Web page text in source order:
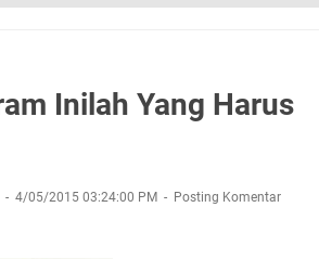
Inilah Yang Harus
4/05/2015 03:24:00 PM Posting Komentar